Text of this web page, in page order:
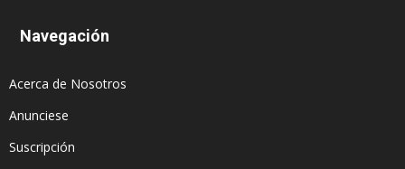
Navegación
Acerca de Nosotros
Anunciese
Suscripción